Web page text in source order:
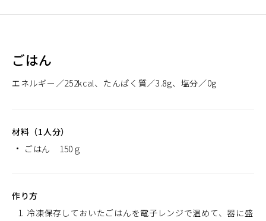
ごはん
エネルギー 252kcal たんぱく質 3.8g 塩分 0g
材料（1人分）
ごはん 150ｇ
作り方
冷凍保存しておいたごはんを電子レンジで温めて、器に盛